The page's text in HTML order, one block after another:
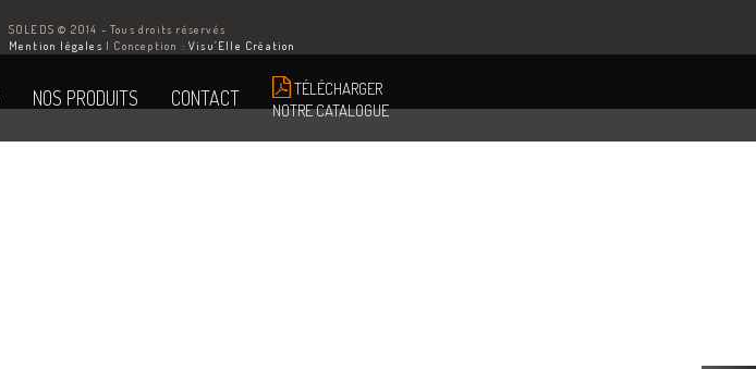
NOS PRODUITS CONTACT
TÉLÉCHARGER
NOTRE CATALOGUE
SOLEDS © 2014 - Tous droits réservés
Mention légales | Conception :Visu’Elle Création